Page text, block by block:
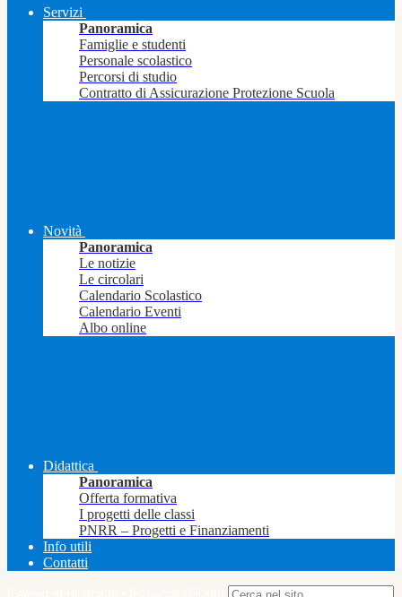
Servizi
Panoramica
Famiglie e studenti
Personale scolastico
Percorsi di studio
Contratto di Assicurazione Protezione Scuola
Novità
Panoramica
Le notizie
Le circolari
Calendario Scolastico
Calendario Eventi
Albo online
Didattica
Panoramica
Offerta formativa
I progetti delle classi
PNRR – Progetti e Finanziamenti
Info utili
Contatti